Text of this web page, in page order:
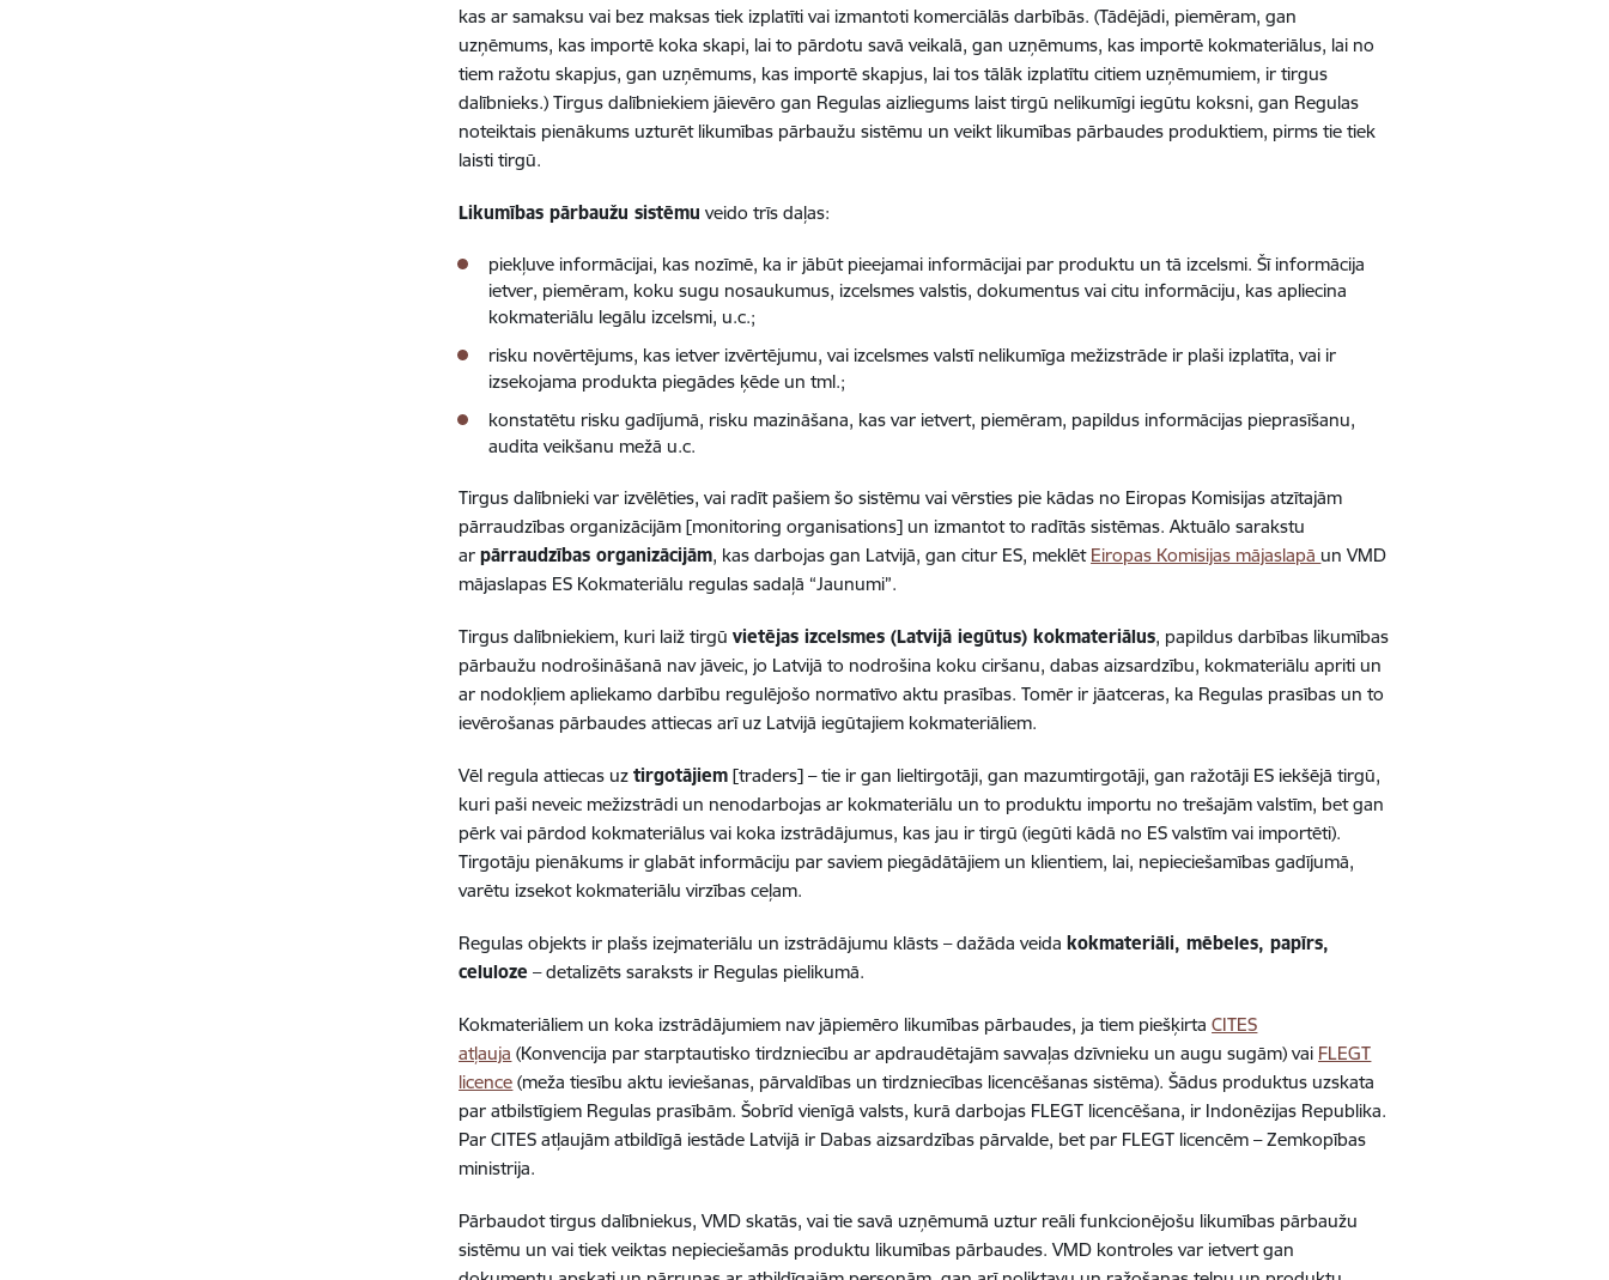
kas ar samaksu vai bez maksas tiek izplatīti vai izmantoti komerciālās darbībās. (Tādējādi, piemēram, gan
uzņēmums, kas importē koka skapi, lai to pārdotu savā veikalā, gan uzņēmums, kas importē kokmateriālus, lai no
tiem ražotu skapjus, gan uzņēmums, kas importē skapjus, lai tos tālāk izplatītu citiem uzņēmumiem, ir tirgus
dalībnieks.) Tirgus dalībniekiem jāievēro gan Regulas aizliegums laist tirgū nelikumīgi iegūtu koksni, gan Regulas
noteiktais pienākums uzturēt likumības pārbaužu sistēmu un veikt likumības pārbaudes produktiem, pirms tie tiek
laisti tirgū.
Likumības pārbaužu sistēmu veido trīs daļas:
piekļuve informācijai, kas nozīmē, ka ir jābūt pieejamai informācijai par produktu un tā izcelsmi. Šī informācija
ietver, piemēram, koku sugu nosaukumus, izcelsmes valstis, dokumentus vai citu informāciju, kas apliecina
kokmateriālu legālu izcelsmi, u.c.;
risku novērtējums, kas ietver izvērtējumu, vai izcelsmes valstī nelikumīga mežizstrāde ir plaši izplatīta, vai ir
izsekojama produkta piegādes ķēde un tml.;
konstatētu risku gadījumā, risku mazināšana, kas var ietvert, piemēram, papildus informācijas pieprasīšanu,
audita veikšanu mežā u.c.
Tirgus dalībnieki var izvēlēties, vai radīt pašiem šo sistēmu vai vērsties pie kādas no Eiropas Komisijas atzītajām
pārraudzības organizācijām [monitoring organisations] un izmantot to radītās sistēmas. Aktuālo sarakstu
arpārraudzības organizācijām, kas darbojas gan Latvijā, gan citur ES, meklēt Eiropas Komisijas mājaslapā un VMD
mājaslapas ES Kokmateriālu regulas sadaļā “Jaunumi”.
Tirgus dalībniekiem, kuri laiž tirgūvietējas izcelsmes (Latvijā iegūtus) kokmateriālus, papildus darbības likumības
pārbaužu nodrošināšanā nav jāveic, jo Latvijā to nodrošina koku ciršanu, dabas aizsardzību, kokmateriālu apriti un
ar nodokļiem apliekamo darbību regulējošo normatīvo aktu prasības. Tomēr ir jāatceras, ka Regulas prasības un to
ievērošanas pārbaudes attiecas arī uz Latvijā iegūtajiem kokmateriāliem.
Vēl regula attiecas uztirgotājiem [traders] – tie ir gan lieltirgotāji, gan mazumtirgotāji, gan ražotāji ES iekšējā tirgū,
kuri paši neveic mežizstrādi un nenodarbojas ar kokmateriālu un to produktu importu no trešajām valstīm, bet gan
pērk vai pārdod kokmateriālus vai koka izstrādājumus, kas jau ir tirgū (iegūti kādā no ES valstīm vai importēti).
Tirgotāju pienākums ir glabāt informāciju par saviem piegādātājiem un klientiem, lai, nepieciešamības gadījumā,
varētu izsekot kokmateriālu virzības ceļam.
Regulas objekts ir plašs izejmateriālu un izstrādājumu klāsts – dažāda veidakokmateriāli, mēbeles, papīrs,
celuloze – detalizēts saraksts ir Regulas pielikumā.
Kokmateriāliem un koka izstrādājumiem nav jāpiemēro likumības pārbaudes, ja tiem piešķirtaCITES
atļauja (Konvencija par starptautisko tirdzniecību ar apdraudētajām savvaļas dzīvnieku un augu sugām) vai FLEGT
licence (meža tiesību aktu ieviešanas, pārvaldības un tirdzniecības licencēšanas sistēma). Šādus produktus uzskata
par atbilstīgiem Regulas prasībām. Šobrīd vienīgā valsts, kurā darbojas FLEGT licencēšana, ir Indonēzijas Republika.
Par CITES atļaujām atbildīgā iestāde Latvijā ir Dabas aizsardzības pārvalde, bet par FLEGT licencēm – Zemkopības
ministrija.
Pārbaudot tirgus dalībniekus, VMD skatās, vai tie savā uzņēmumā uztur reāli funkcionējošu likumības pārbaužu
sistēmu un vai tiek veiktas nepieciešamās produktu likumības pārbaudes. VMD kontroles var ietvert gan